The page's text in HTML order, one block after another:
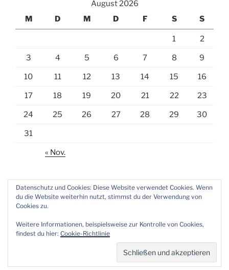
August 2026
M
D M D F S S
1 2
3 4 5 6 7 8 9
10 11 12 13 14 15 16
17 18 19 20 21 22 23
24 25 26 27 28 29 30
31
« Nov.
Mail
Stolz präsentiert von WordPress
Datenschutz und Cookies: Diese Website verwendet Cookies. Wenn
du die Website weiterhin nutzt, stimmst du der Verwendung von
Cookies zu.
Weitere Informationen, beispielsweise zur Kontrolle von Cookies,
findest du hier: Cookie-Richtlinie